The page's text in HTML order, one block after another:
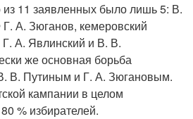
из 11 заявленных было лишь 5: В.
А. Зюганов, кемеровский
Г. А. Явлинский и В. В.
же основная борьба
В. Путиным и Г. А. Зюгановым.
кампании в целом
% избирателей.